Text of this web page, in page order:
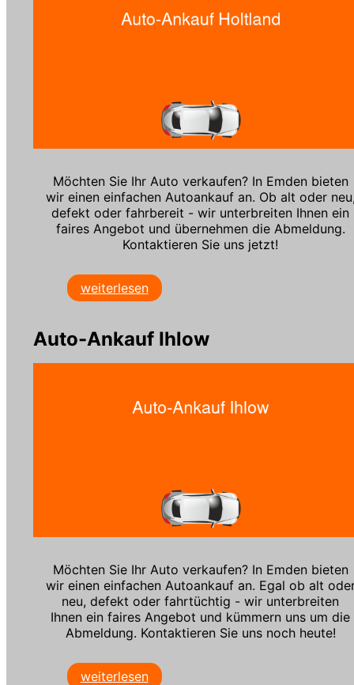
Möchten Sie Ihr Auto verkaufen? In Emden bieten
wir einen einfachen Autoankauf an. Ob alt oder
defekt oder fahrbereit - wir unterbreiten Ihnen ein
faires Angebot und übernehmen die Abmeldung.
Kontaktieren Sie uns jetzt!
weiterlesen
Auto-Ankauf Ihlow
Möchten Sie Ihr Auto verkaufen? In Emden bieten
wir einen einfachen Autoankauf an. Egal ob alt
neu, defekt oder fahrtüchtig - wir unterbreiten
Ihnen ein faires Angebot und kümmern uns um die
Abmeldung. Kontaktieren Sie uns noch heute!
weiterlesen